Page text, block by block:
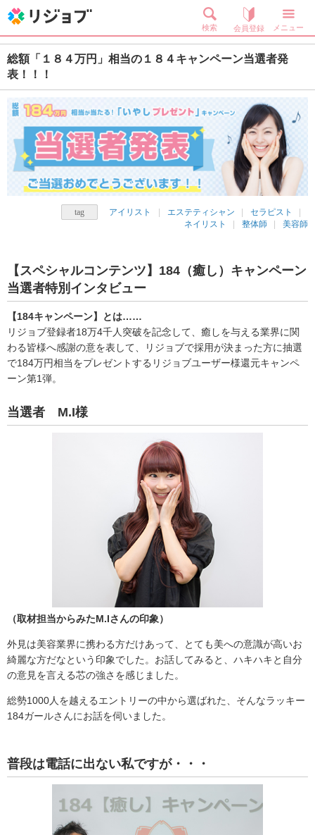
検索 会員登録 メニュー
総額「１８４万円」相当の１８４キャンペーン当選者発
表！！！
アイリスト エステティシャン
セラピスト
ネイリスト
整体師 美容師
【スペシャルコンテンツ】184（癒し）キャンペーン
当選者特別インタビュー
【184キャンペーン】とは……
リジョブ登録者18万4千人突破を記念して、癒しを与える業界に関
わる皆様へ感謝の意を表して、リジョブで採用が決まった方に抽選
で184万円相当をプレゼントするリジョブユーザー様還元キャンペ
ーン第1弾。
当選者 M.I様
（取材担当からみたM.Iさんの印象）
外見は美容業界に携わる方だけあって、とても美への意識が高いお
綺麗な方だなという印象でした。お話してみると、ハキハキと自分
の意見を言える芯の強さを感じました。
総勢1000人を越えるエントリーの中から選ばれた、そんなラッキー
184ガールさんにお話を伺いました。
普段は電話に出ない私ですが・・・